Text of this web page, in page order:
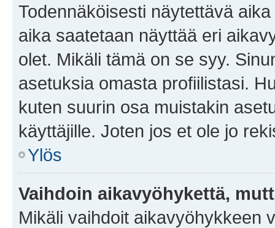
Todennäköisesti näytettävä
aika saatetaan näyttää eri
olet. Mikäli tämä on se syy.
asetuksia omasta profiilistasi.
kuten suurin osa muistakin
käyttäjille. Joten jos et ole jo
Ylös
Vaihdoin aikavyöhykettä,
Mikäli vaihdoit aikavyöhykkeen